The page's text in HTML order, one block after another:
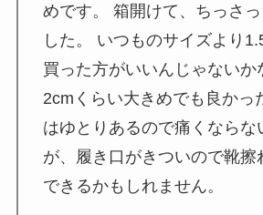
めです。 箱開けて、ちっさ
した。 いつものサイズより
買った方がいいんじゃないか
2cmくらい大きめでも良かっ
はゆとりあるので痛くならな
が、履き口がきついので靴擦
できるかもしれません。